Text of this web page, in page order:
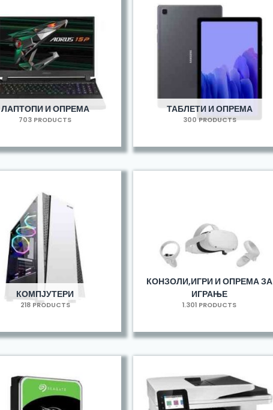
ЛАПТОПИ И ОПРЕМА
703 PRODUCTS
ТАБЛЕТИ И ОПРЕМА
300 PRODUCTS
КОМПЈУТЕРИ
218 PRODUCTS
КОНЗОЛИ,ИГРИ И ОПРЕМА ЗА
ИГРАЊЕ
1.301 PRODUCTS